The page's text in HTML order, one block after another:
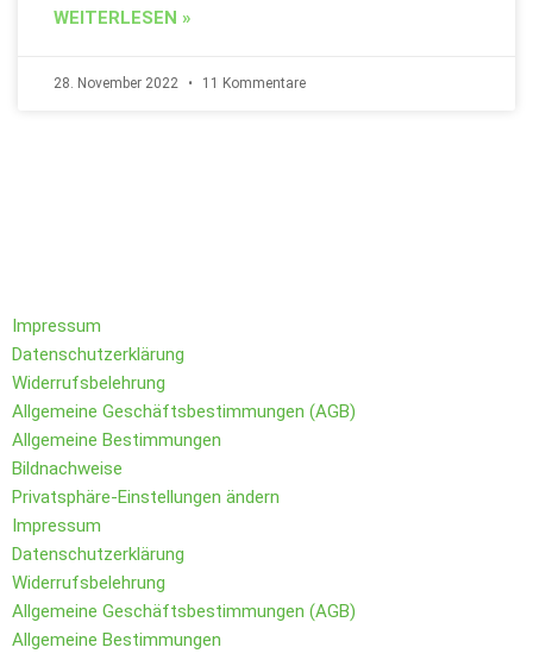
WEITERLESEN »
28. November 2022 11 Kommentare
Impressum
Datenschutzerklärung
Widerrufsbelehrung
Allgemeine Geschäftsbestimmungen (AGB)
Allgemeine Bestimmungen
Bildnachweise
Privatsphäre-Einstellungen ändern
Impressum
Datenschutzerklärung
Widerrufsbelehrung
Allgemeine Geschäftsbestimmungen (AGB)
Allgemeine Bestimmungen